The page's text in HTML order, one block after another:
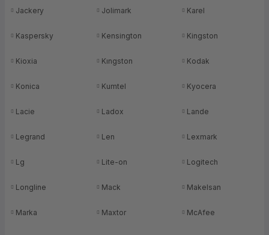
Jackery Jolimark Karel
Kaspersky Kensington Kingston
Kioxia Kıngston Kodak
Konica Kumtel Kyocera
Lacie Ladox Lande
Legrand Len Lexmark
Lg Lite-on Logitech
Longline Mack Makelsan
Marka Maxtor McAfee